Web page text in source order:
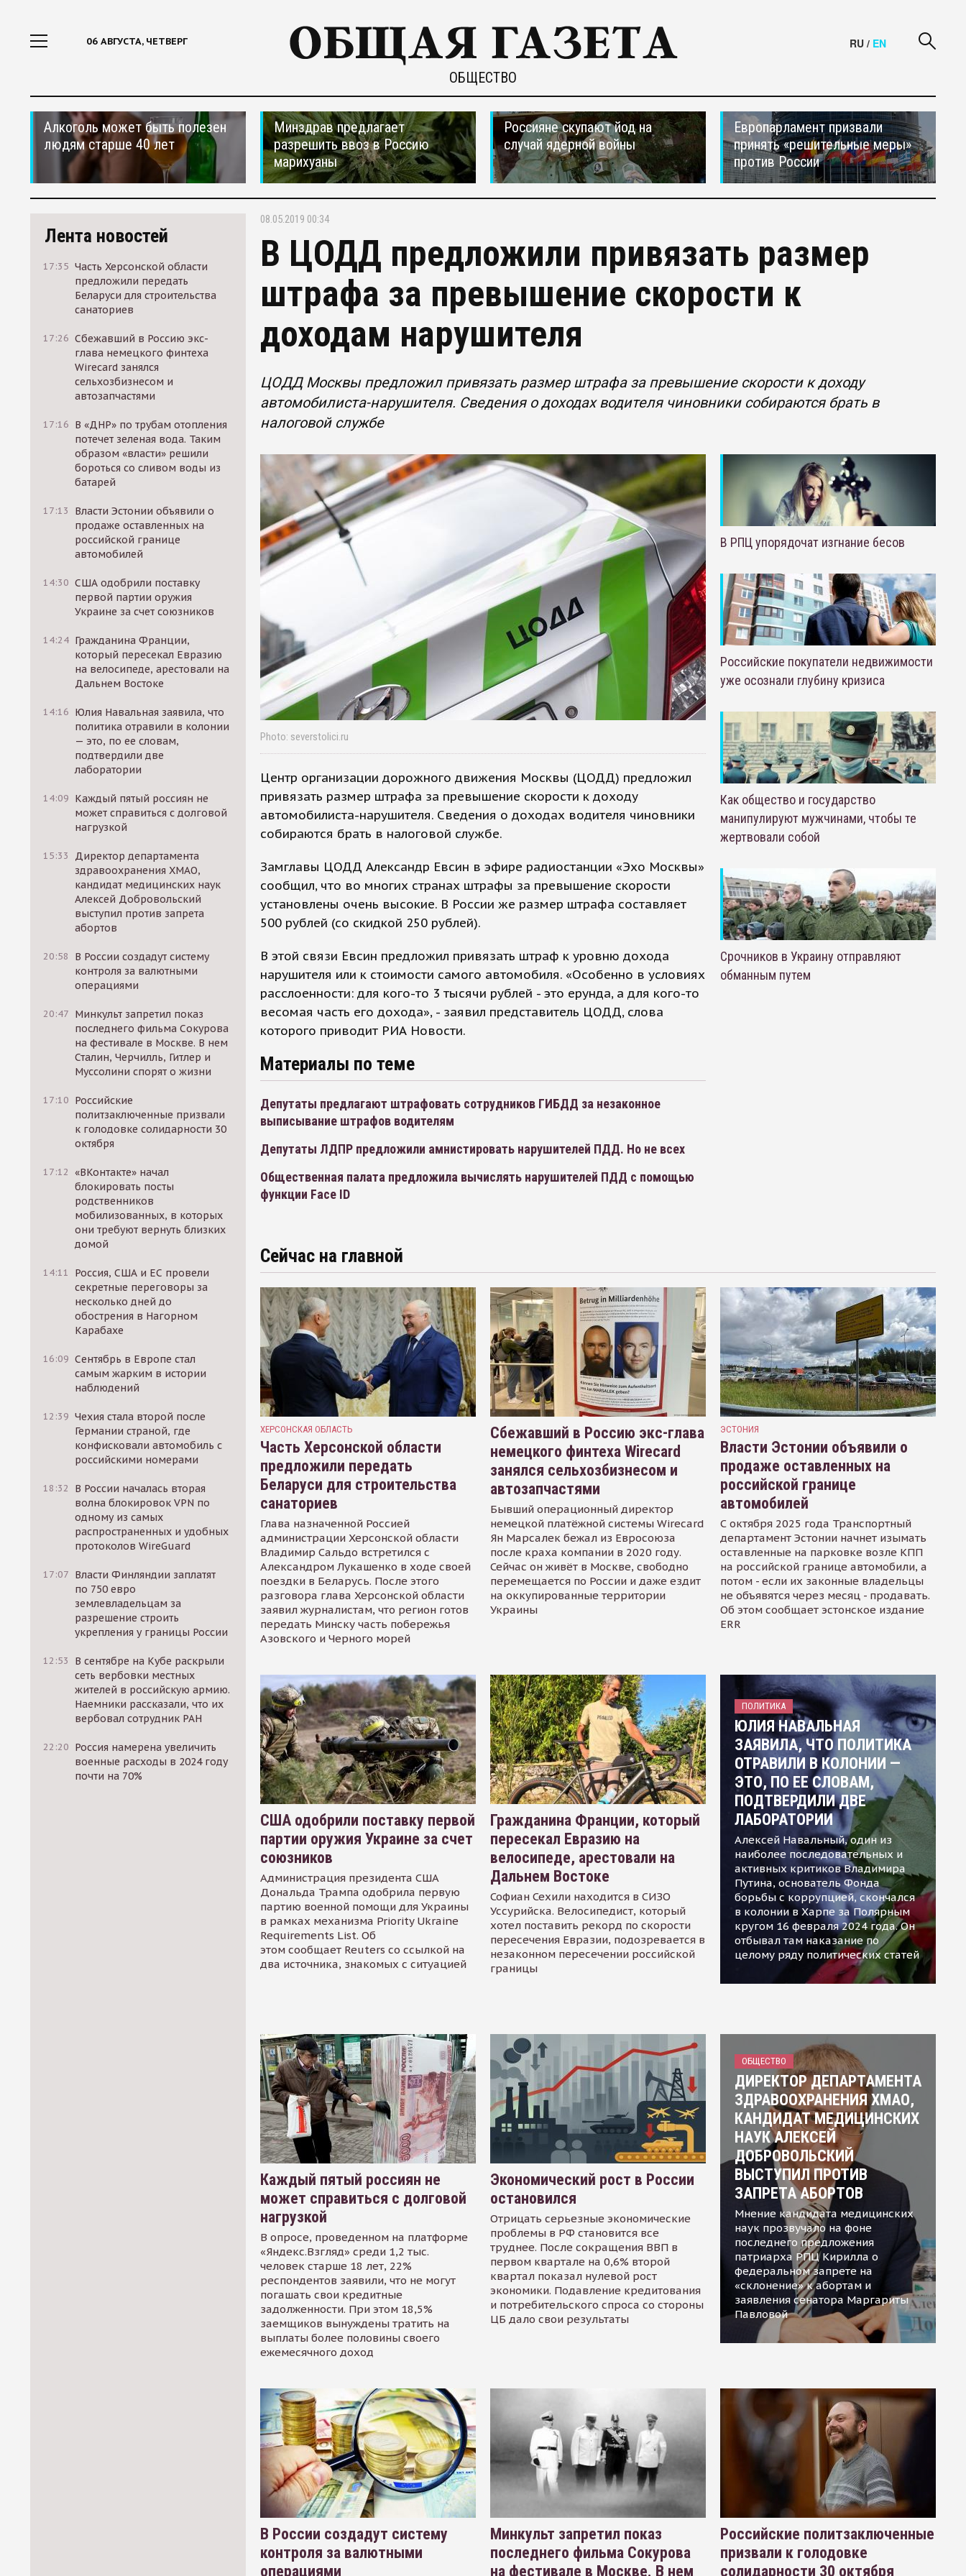
06 АВГУСТА, ЧЕТВЕРГ
ОБЩЕСТВО
RU / EN
Алкоголь может быть полезен
людям старше 40 лет
Минздрав предлагает
разрешить ввоз в Россию
марихуаны
Россияне скупают йод на
случай ядерной войны
Европарламент призвали
принять «решительные меры»
против России
Лента новостей
17:35 Часть Херсонской области
предложили передать
Беларуси для строительства
санаториев
17:26 Сбежавший в Россию экс-
глава немецкого финтеха
Wirecard занялся
сельхозбизнесом и
автозапчастями
17:16 В «ДНР» по трубам отопления
потечет зеленая вода. Таким
образом «власти» решили
бороться со сливом воды из
батарей
17:13
Власти Эстонии объявили о
продаже оставленных на
российской границе
автомобилей
14:30 США одобрили поставку
первой партии оружия
Украине за счет союзников
14:24 Гражданина Франции,
который пересекал Евразию
на велосипеде, арестовали на
Дальнем Востоке
14:16 Юлия Навальная заявила, что
политика отравили в колонии
— это, по ее словам,
подтвердили две
лаборатории
14:09 Каждый пятый россиян не
может справиться с долговой
нагрузкой
15:33
Директор департамента
здравоохранения ХМАО,
кандидат медицинских наук
Алексей Добровольский
выступил против запрета
абортов
20:58
В России создадут систему
контроля за валютными
операциями
20:47 Минкульт запретил показ
последнего фильма Сокурова
на фестивале в Москве. В нем
Сталин, Черчилль, Гитлер и
Муссолини спорят о жизни
17:10 Российские
политзаключенные призвали
к голодовке солидарности 30
октября
17:12 «ВКонтакте» начал
блокировать посты
родственников
мобилизованных, в которых
они требуют вернуть близких
домой
14:11
Россия, США и ЕС провели
секретные переговоры за
несколько дней до
обострения в Нагорном
Карабахе
16:09 Сентябрь в Европе стал
самым жарким в истории
наблюдений
12:39 Чехия стала второй после
Германии страной, где
конфисковали автомобиль с
российскими номерами
18:32
В России началась вторая
волна блокировок VPN по
одному из самых
распространенных и удобных
протоколов WireGuard
17:07 Власти Финляндии заплатят
по 750 евро
землевладельцам за
разрешение строить
укрепления у границы России
12:53
В сентябре на Кубе раскрыли
сеть вербовки местных
жителей в российскую армию.
Наемники рассказали, что их
вербовал сотрудник РАН
22:20 Россия намерена увеличить
военные расходы в 2024 году
почти на 70%
08.05.2019 00:34
В ЦОДД предложили привязать размер
штрафа за превышение скорости к
доходам нарушителя
ЦОДД Москвы предложил привязать размер штрафа за превышение скорости к доходу
автомобилиста-нарушителя. Сведения о доходах водителя чиновники собираются брать в
налоговой службе
Photo: severstolici.ru
Центр организации дорожного движения Москвы (ЦОДД) предложил
привязать размер штрафа за превышение скорости к доходу
автомобилиста-нарушителя. Сведения о доходах водителя чиновники
собираются брать в налоговой службе.
Замглавы ЦОДД Александр Евсин в эфире радиостанции «Эхо Москвы»
сообщил, что во многих странах штрафы за превышение скорости
установлены очень высокие. В России же размер штрафа составляет
500 рублей (со скидкой 250 рублей).
В этой связи Евсин предложил привязать штраф к уровню дохода
нарушителя или к стоимости самого автомобиля. «Особенно в условиях
расслоенности: для кого-то 3 тысячи рублей - это ерунда, а для кого-то
весомая часть его дохода», - заявил представитель ЦОДД, слова
которого приводит РИА Новости.
Материалы по теме
Депутаты предлагают штрафовать сотрудников ГИБДД за незаконное
выписывание штрафов водителям
Депутаты ЛДПР предложили амнистировать нарушителей ПДД. Но не всех
Общественная палата предложила вычислять нарушителей ПДД с помощью
функции Face ID
В РПЦ упорядочат изгнание бесов
Российские покупатели недвижимости
уже осознали глубину кризиса
Как общество и государство
манипулируют мужчинами, чтобы те
жертвовали собой
Срочников в Украину отправляют
обманным путем
Сейчас на главной
ХЕРСОНСКАЯ ОБЛАСТЬ
Часть Херсонской области
предложили передать
Беларуси для строительства
санаториев
Глава назначенной Россией
администрации Херсонской области
Владимир Сальдо встретился с
Александром Лукашенко в ходе своей
поездки в Беларусь. После этого
разговора глава Херсонской области
заявил журналистам, что регион готов
передать Минску часть побережья
Азовского и Черного морей
Сбежавший в Россию экс-глава
немецкого финтеха Wirecard
занялся сельхозбизнесом и
автозапчастями
Бывший операционный директор
немецкой платёжной системы Wirecard
Ян Марсалек бежал из Евросоюза
после краха компании в 2020 году.
Сейчас он живёт в Москве, свободно
перемещается по России и даже ездит
на оккупированные территории
Украины
ЭСТОНИЯ
Власти Эстонии объявили о
продаже оставленных на
российской границе
автомобилей
С октября 2025 года Транспортный
департамент Эстонии начнет изымать
оставленные на парковке возле КПП
на российской границе автомобили, а
потом - если их законные владельцы
не объявятся через месяц - продавать.
Об этом сообщает эстонское издание
ERR
США одобрили поставку первой
партии оружия Украине за счет
союзников
Администрация президента США
Дональда Трампа одобрила первую
партию военной помощи для Украины
в рамках механизма Priority Ukraine
Requirements List. Об
этом сообщает Reuters со ссылкой на
два источника, знакомых с ситуацией
Гражданина Франции, который
пересекал Евразию на
велосипеде, арестовали на
Дальнем Востоке
Софиан Сехили находится в СИЗО
Уссурийска. Велосипедист, который
хотел поставить рекорд по скорости
пересечения Евразии, подозревается в
незаконном пересечении российской
границы
ПОЛИТИКА
ЮЛИЯ НАВАЛЬНАЯ
ЗАЯВИЛА, ЧТО ПОЛИТИКА
ОТРАВИЛИ В КОЛОНИИ —
ЭТО, ПО ЕЕ СЛОВАМ,
ПОДТВЕРДИЛИ ДВЕ
ЛАБОРАТОРИИ
Алексей Навальный, один из
наиболее последовательных и
активных критиков Владимира
Путина, основатель Фонда
борьбы с коррупцией, скончался
в колонии в Харпе за Полярным
кругом 16 февраля 2024 года. Он
отбывал там наказание по
целому ряду политических статей
Каждый пятый россиян не
может справиться с долговой
нагрузкой
В опросе, проведенном на платформе
«Яндекс.Взгляд» среди 1,2 тыс.
человек старше 18 лет, 22%
респондентов заявили, что не могут
погашать свои кредитные
задолженности. При этом 18,5%
заемщиков вынуждены тратить на
выплаты более половины своего
ежемесячного доход
Экономический рост в России
остановился
Отрицать серьезные экономические
проблемы в РФ становится все
труднее. После сокращения ВВП в
первом квартале на 0,6% второй
квартал показал нулевой рост
экономики. Подавление кредитования
и потребительского спроса со стороны
ЦБ дало свои результаты
ОБЩЕСТВО
ДИРЕКТОР ДЕПАРТАМЕНТА
ЗДРАВООХРАНЕНИЯ ХМАО,
КАНДИДАТ МЕДИЦИНСКИХ
НАУК АЛЕКСЕЙ
ДОБРОВОЛЬСКИЙ
ВЫСТУПИЛ ПРОТИВ
ЗАПРЕТА АБОРТОВ
Мнение кандидата медицинских
наук прозвучало на фоне
последнего предложения
патриарха РПЦ Кирилла о
федеральном запрете на
«склонение» к абортам и
заявления сенатора Маргариты
Павловой
В России создадут систему
контроля за валютными
операциями
Минкульт запретил показ
последнего фильма Сокурова
на фестивале в Москве. В нем
Российские политзаключенные
призвали к голодовке
солидарности 30 октября